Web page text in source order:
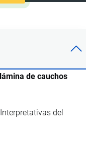
lámina de cauchos
del